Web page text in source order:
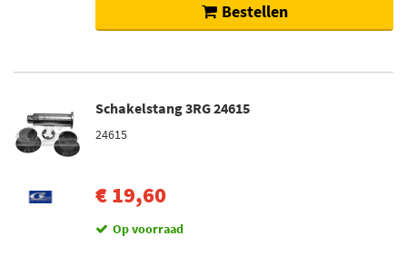
Bestellen
Schakelstang 3RG 24615
24615
€ 19,60
Op voorraad